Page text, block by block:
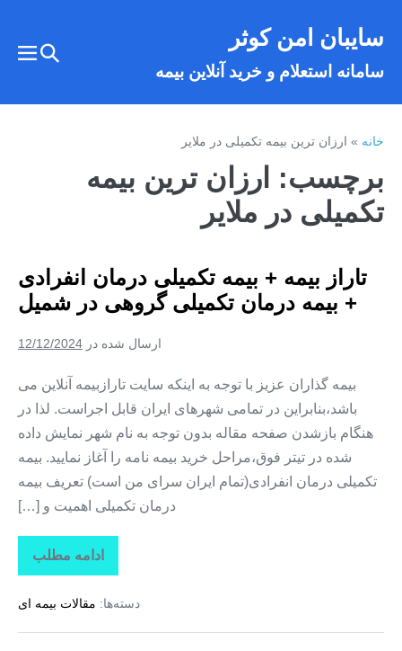
سایبان امن کوثر
سامانه استعلام و خرید آنلاین بیمه
تغییر
خانه»ارزان ترین بیمه تکمیلی در ملایر
برچسب: ارزان ترین بیمه
تکمیلی در ملایر
تاراز بیمه + بیمه تکمیلی درمان انفرادی
+ بیمه درمان تکمیلی گروهی در شمیل
ارسال شده در 12/12/2024
بیمه گذاران عزیز با توجه به اینکه سایت تارازبیمه آنلاین می
باشد،بنابراین در تمامی شهرهای ایران قابل اجراست. لذا در
هنگام بازشدن صفحه مقاله بدون توجه به نام شهر نمایش داده
شده در تیتر فوق،مراحل خرید بیمه نامه را آغاز نمایید. بیمه
تکمیلی درمان انفرادی(تمام ایران سرای من است) تعریف بیمه
درمان تکمیلی اهمیت و […]
ادامه مطلب
تاراز
بیمه
بیمه
درمان
دسته‌ها: مقالات بیمه ای